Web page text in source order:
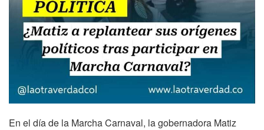
En el día de la Marcha Carnaval, la gobernadora Matiz